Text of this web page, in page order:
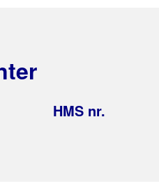
HMS nr.